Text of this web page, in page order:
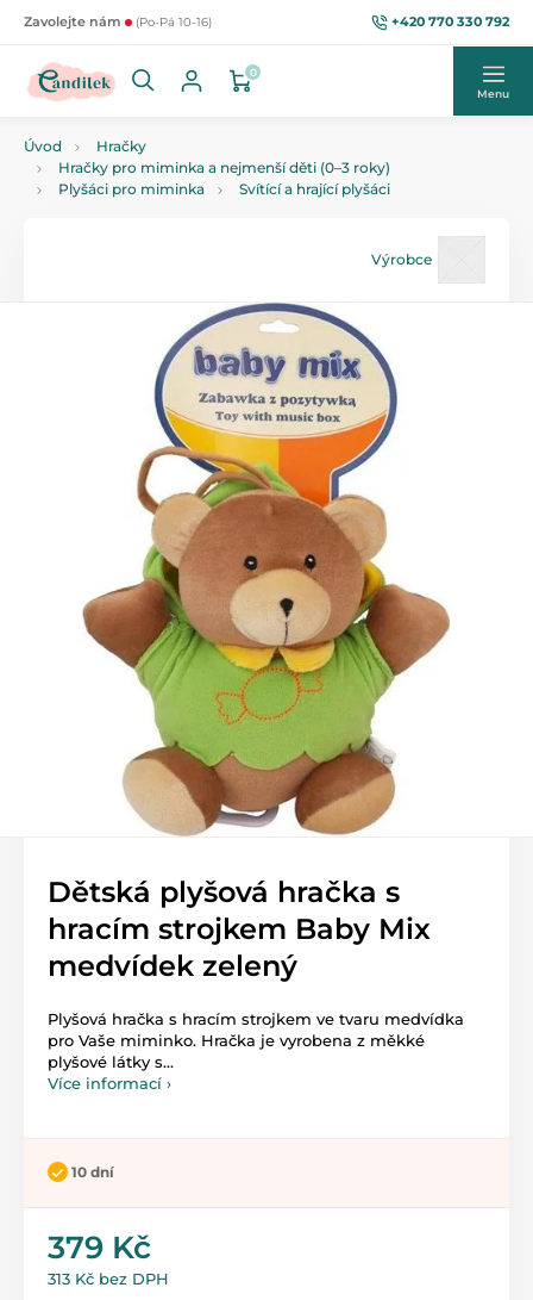
Zavolejte nám (Po-Pá 10-16) +420 770 330 792
0
Menu
Úvod
Hračky
Hračky pro miminka a nejmenší děti (0–3 roky)
Plyšáci pro miminka
Svítící a hrající plyšáci
Výrobce
Dětská plyšová hračka s
hracím strojkem Baby Mix
medvídek zelený
Plyšová hračka s hracím strojkem ve tvaru medvídka
pro Vaše miminko. Hračka je vyrobena z měkké
plyšové látky s...
Více informací ›
10 dní
379 Kč
313 Kč bez DPH